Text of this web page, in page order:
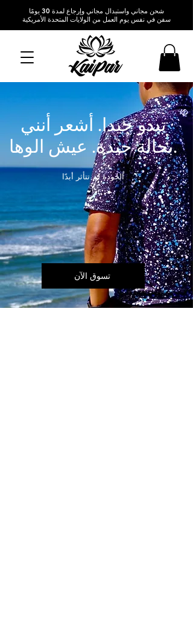
شحن مجاني واستبدال مجاني وإرجاع لمدة 30 يومًا
سفن في نفس يوم العمل من الولايات المتحدة الأمريكية
تبدو جيدا. أشعر أنني
بحالة جيدة. عيش الوها.
الجودة لم تتأثر أبدًا
تسوق الآن